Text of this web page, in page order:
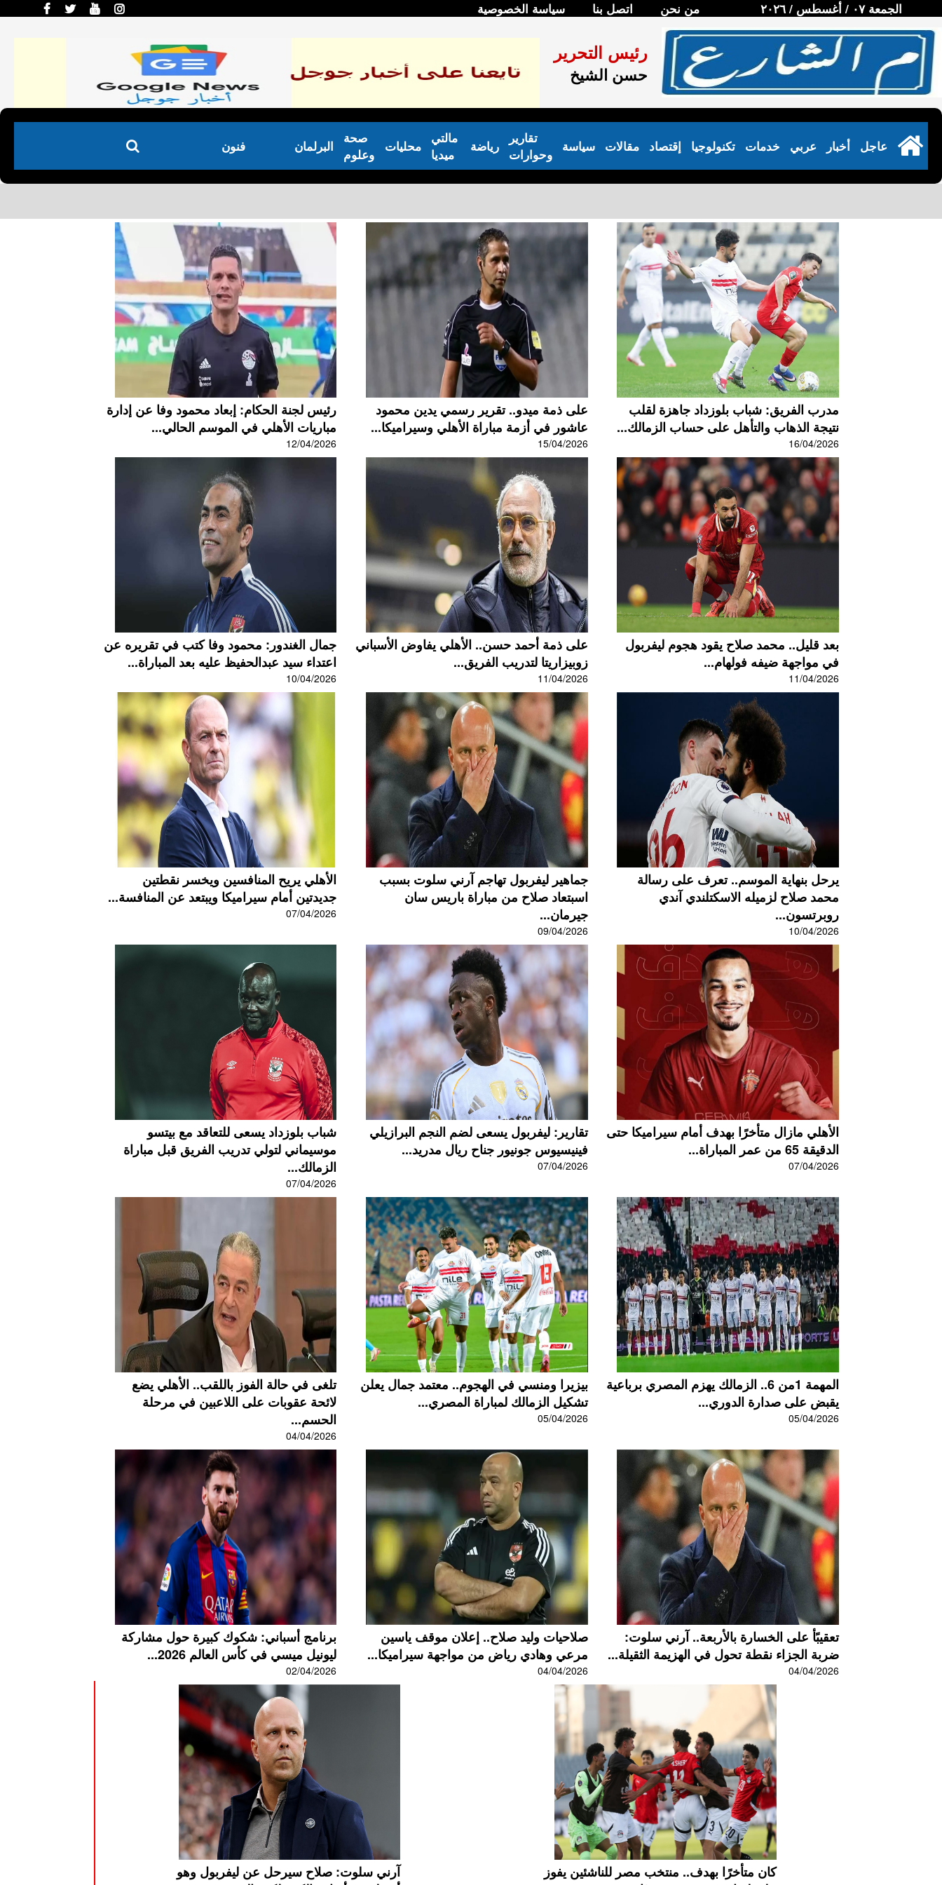
الجمعة ٠٧ / أغسطس / ٢٠٢٦ من نحن اتصل بنا سياسة الخصوصية
رئيس التحرير
حسن الشيخ
فنون البرلمان
صحة
وعلوم
محليات
مالتي
ميديا
رياضة
تقارير
وحوارات
سياسة مقالات إقتصاد تكنولوجيا خدمات عربي أخبار عاجل
مدرب الفريق: شباب بلوزداد جاهزة لقلب
نتيجة الذهاب والتأهل على حساب الزمالك...
16/04/2026
على ذمة ميدو.. تقرير رسمي يدين محمود
عاشور في أزمة مباراة الأهلي وسيراميكا...
15/04/2026
رئيس لجنة الحكام: إبعاد محمود وفا عن إدارة
مباريات الأهلي في الموسم الحالي...
12/04/2026
بعد قليل.. محمد صلاح يقود هجوم ليفربول
في مواجهة ضيفه فولهام...
11/04/2026
على ذمة أحمد حسن.. الأهلي يفاوض الأسباني
زوبيزاريتا لتدريب الفريق...
11/04/2026
جمال الغندور: محمود وفا كتب في تقريره عن
اعتداء سيد عبدالحفيظ عليه بعد المباراة...
10/04/2026
يرحل بنهاية الموسم.. تعرف على رسالة
محمد صلاح لزميله الاسكتلندي آندي
روبرتسون...
10/04/2026
جماهير ليفربول تهاجم آرني سلوت بسبب
اسبتعاد صلاح من مباراة باريس سان
جيرمان...
09/04/2026
الأهلي يريح المنافسين ويخسر نقطتين
جديدتين أمام سيراميكا ويبتعد عن المنافسة...
07/04/2026
الأهلي مازال متأخرًا بهدف أمام سيراميكا حتى
الدقيقة 65 من عمر المباراة...
07/04/2026
تقارير: ليفربول يسعى لضم النجم البرازيلي
فينيسيوس جونيور جناح ريال مدريد...
07/04/2026
شباب بلوزداد يسعى للتعاقد مع بيتسو
موسيماني لتولي تدريب الفريق قبل مباراة
الزمالك...
07/04/2026
المهمة 1من 6.. الزمالك يهزم المصري برباعية
يقبض على صدارة الدوري...
05/04/2026
بيزيرا ومنسي في الهجوم.. معتمد جمال يعلن
تشكيل الزمالك لمباراة المصري...
05/04/2026
تلغى في حالة الفوز باللقب.. الأهلي يضع
لائحة عقوبات على اللاعبين في مرحلة
الحسم...
04/04/2026
تعقيبًأ على الخسارة بالأربعة.. آرني سلوت:
ضربة الجزاء نقطة تحول في الهزيمة الثقيلة...
04/04/2026
صلاحيات وليد صلاح.. إعلان موقف ياسين
مرعي وهادي رياض من مواجهة سيراميكا...
04/04/2026
برنامج أسباني: شكوك كبيرة حول مشاركة
ليونيل ميسي في كأس العالم 2026...
02/04/2026
كان متأخرًا بهدف.. منتخب مصر للناشئين يفوز
آرني سلوت: صلاح سيرحل عن ليفربول وهو